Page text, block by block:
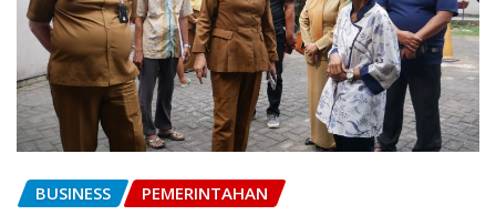
BUSINESS PEMERINTAHAN